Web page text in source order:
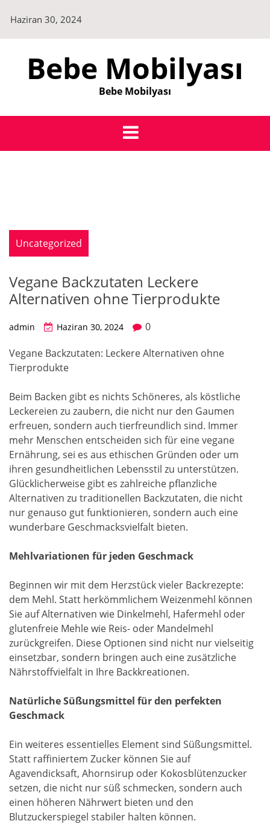
content
Haziran 30, 2024
Bebe Mobilyası
Bebe Mobilyası
Uncategorized
Vegane Backzutaten Leckere
Alternativen ohne Tierprodukte
admin Haziran 30, 2024
0
Vegane Backzutaten: Leckere Alternativen ohne
Tierprodukte
Beim Backen gibt es nichts Schöneres, als köstliche
Leckereien zu zaubern, die nicht nur den Gaumen
erfreuen, sondern auch tierfreundlich sind. Immer
mehr Menschen entscheiden sich für eine vegane
Ernährung, sei es aus ethischen Gründen oder um
ihren gesundheitlichen Lebensstil zu unterstützen.
Glücklicherweise gibt es zahlreiche pflanzliche
Alternativen zu traditionellen Backzutaten, die nicht
nur genauso gut funktionieren, sondern auch eine
wunderbare Geschmacksvielfalt bieten.
Mehlvariationen für jeden Geschmack
Beginnen wir mit dem Herzstück vieler Backrezepte:
dem Mehl. Statt herkömmlichem Weizenmehl können
Sie auf Alternativen wie Dinkelmehl, Hafermehl oder
glutenfreie Mehle wie Reis- oder Mandelmehl
zurückgreifen. Diese Optionen sind nicht nur vielseitig
einsetzbar, sondern bringen auch eine zusätzliche
Nährstoffvielfalt in Ihre Backkreationen.
Natürliche Süßungsmittel für den perfekten
Geschmack
Ein weiteres essentielles Element sind Süßungsmittel.
Statt raffiniertem Zucker können Sie auf
Agavendicksaft, Ahornsirup oder Kokosblütenzucker
setzen, die nicht nur süß schmecken, sondern auch
einen höheren Nährwert bieten und den
Blutzuckerspiegel stabiler halten können.